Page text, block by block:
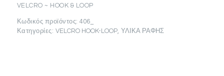
VELCRO ~ HOOK & LOOP
Κωδικός προϊόντος:406_
Κατηγορίες: VELCRO HOOK-LOOP, ΥΛΙΚΑ ΡΑΦΗΣ